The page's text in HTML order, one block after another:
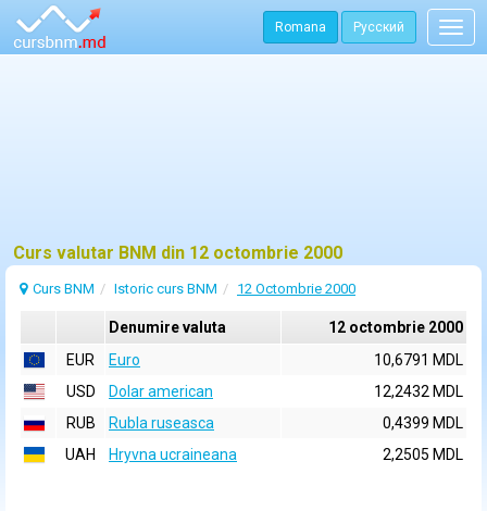
Romana Русский
Curs valutar BNM din 12 octombrie 2000
Curs BNM Istoric curs BNM 12 Octombrie 2000
Denumire valuta
12 octombrie 2000
EUR
Euro
10,6791 MDL
USD
Dolar american
12,2432 MDL
RUB
Rubla ruseasca
0,4399 MDL
UAH
Hryvna ucraineana 2,2505 MDL